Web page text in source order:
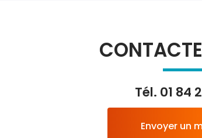
Tél. 01 84
Envoyer un